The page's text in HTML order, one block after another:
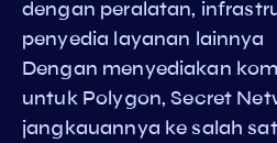
dengan peralatan,
penyedia layanan lainnya
Dengan menyediakan
untuk Polygon, Secret
jangkauannya ke salah